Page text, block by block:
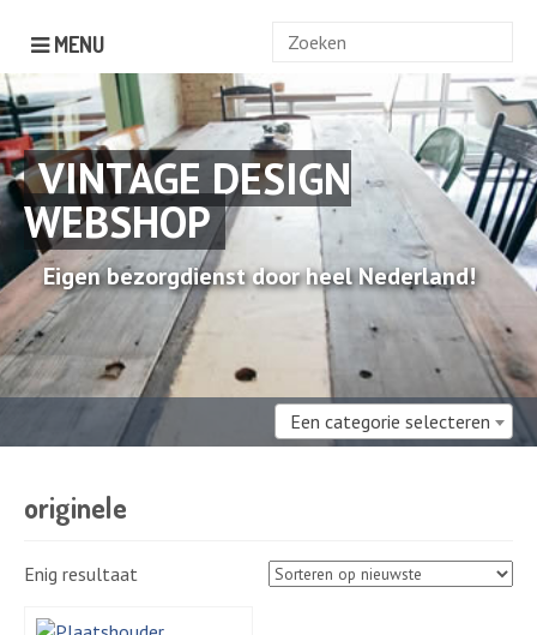
MENU
Zoek
VINTAGE DESIGN
WEBSHOP
Eigen bezorgdienst door heel Nederland!
Een categorie selecteren
originele
Enig resultaat